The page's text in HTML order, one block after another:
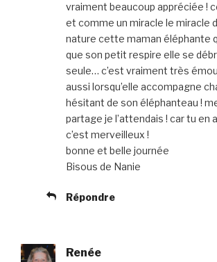
vraiment beaucoup appréciée !
et comme un miracle le miracle
nature cette maman éléphante
que son petit respire elle se
seule… c’est vraiment très
aussi lorsqu’elle accompagne
hésitant de son éléphanteau !
partage je l’attendais ! car tu en
c’est merveilleux !
bonne et belle journée
Bisous de Nanie
Répondre
Renée